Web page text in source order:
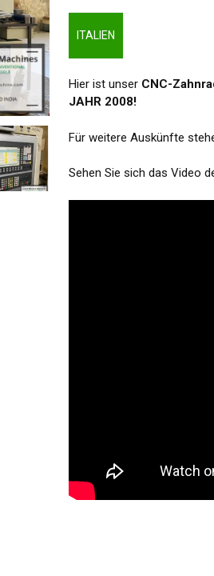
ITALIEN
Hier ist unser CNC-
JAHR 2008!
Für weitere Auskünfte
Sehen Sie sich das Video